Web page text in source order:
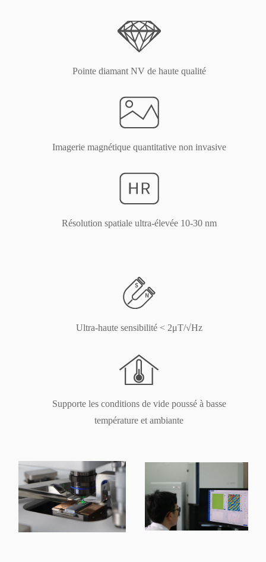
Pointe diamant NV de haute qualité
Imagerie magnétique quantitative non invasive
Résolution spatiale ultra-élevée 10-30 nm
Ultra-haute sensibilité < 2μT/√Hz
Supporte les conditions de vide poussé à basse
température et ambiante